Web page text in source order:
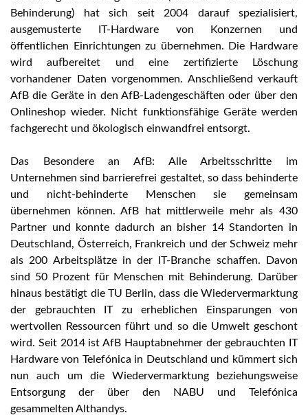
Behinderung) hat sich seit 2004 darauf spezialisiert,
ausgemusterte IT-Hardware von Konzernen und
öffentlichen Einrichtungen zu übernehmen. Die Hardware
wird aufbereitet und eine zertifizierte Löschung
vorhandener Daten vorgenommen. Anschließend verkauft
AfB die Geräte in den AfB-Ladengeschäften oder über den
Onlineshop wieder. Nicht funktionsfähige Geräte werden
fachgerecht und ökologisch einwandfrei entsorgt.
Das Besondere an AfB: Alle Arbeitsschritte im
Unternehmen sind barrierefrei gestaltet, so dass behinderte
und nicht-behinderte Menschen sie gemeinsam
übernehmen können. AfB hat mittlerweile mehr als 430
Partner und konnte dadurch an bisher 14 Standorten in
Deutschland, Österreich, Frankreich und der Schweiz mehr
als 200 Arbeitsplätze in der IT-Branche schaffen. Davon
sind 50 Prozent für Menschen mit Behinderung. Darüber
hinaus bestätigt die TU Berlin, dass die Wiedervermarktung
der gebrauchten IT zu erheblichen Einsparungen von
wertvollen Ressourcen führt und so die Umwelt geschont
wird. Seit 2014 ist AfB Hauptabnehmer der gebrauchten IT
Hardware von Telefónica in Deutschland und kümmert sich
nun auch um die Wiedervermarktung beziehungsweise
Entsorgung der über den NABU und Telefónica
gesammelten Althandys.